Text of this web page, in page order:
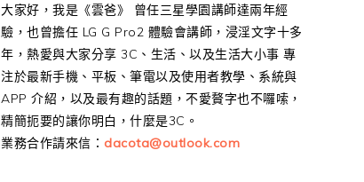
大家好，我是《雲爸》 曾任三星學園講師達兩年經
驗，也曾擔任 LG G Pro2 體驗會講師，浸淫文字十多
年，熱愛與大家分享 3C、生活、以及生活大小事 專
注於最新手機、平板、筆電以及使用者教學、系統與
APP 介紹，以及最有趣的話題，不愛贅字也不囉嗦，
精簡扼要的讓你明白，什麼是3C。
業務合作請來信： dacota@outlook.com